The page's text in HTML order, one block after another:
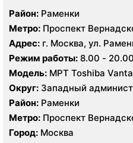
Район: Раменки
Метро: Проспект
проспект
Адрес: г. Москва, ул.
Режим работы: 8.00 - 20.00
Модель: МРТ Toshiba
16 срезов, УЗИ
Округ: Западный
Район: Раменки
Метро: Проспект
проспект
Город: Москва